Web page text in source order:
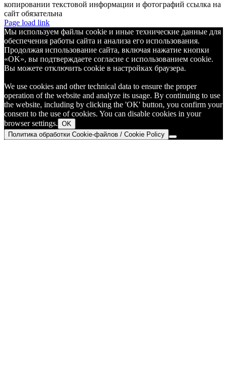
копировании текстовой информации и фотографий ссылка на
сайт обязательна
Telegram
Page load link
Мы используем файлы cookie и иные технические данные для
обеспечения работы сайта и анализа его использования.
Продолжая использование сайта, включая нажатие кнопки
«OK», вы подтверждаете согласие с использованием cookie.
Вы можете отключить cookie в настройках браузера.
We use cookies and other technical data to ensure the proper
operation of the website and analyze its usage. By continuing to use
the website, including by clicking the 'OK' button, you confirm your
consent to the use of cookies. You can disable cookies in your
browser settings. OK
Политика обработки Cookie-файлов / Cookie Policy